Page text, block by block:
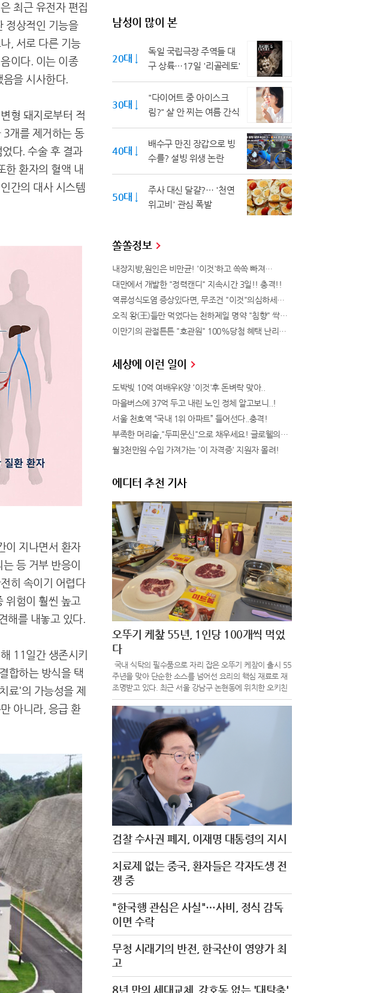
최근 유전자 편집
정상적인 기능을
, 서로 다른 기능
이다. 이는 이종
을 시사한다.
형 돼지로부터 적
3개를 제거하는 동
다. 수술 후 결과
한 환자의 혈액 내
간의 대사 시스템
이 지나면서 환자
등 거부 반응이
히 속이기 어렵다
위험이 훨씬 높고
해를 내놓고 있다.
11일간 생존시키
합하는 방식을 택
료'의 가능성을 제
아니라, 응급 환
남성이 많이 본
20대 ↓
독일 국립극장 주역들 대
구 상륙…17일 '리골레토'
30대 ↓
"다이어트 중 아이스크
림?" 살 안 찌는 여름 간식
40대 ↓
배수구 만진 장갑으로 빙
수를? 설빙 위생 논란
50대 ↓
주사 대신 달걀?… '천연
위고비' 관심 폭발
쏠쏠정보
내장지방,원인은 비만균! '이것'하고 쏙쏙 빠져…
대만에서 개발한 "정력캔디" 지속시간 3일!! 충격!!
역류성식도염 증상있다면, 무조건 "이것"의심하세요. 간단치료법 나왔다!
오직 왕(王)들만 먹었다는 천하제일 명약 "침향" 싹쓰리 완판!! 왜 난리났나 봤더니..경악!
이만기의 관절튼튼 "호관원" 100%당첨 혜택 난리나!!
세상에 이런 일이
도박빚 10억 여배우K양 '이것'후 돈벼락 맞아..
마을버스에 37억 두고 내린 노인 정체 알고보니..!
서울 천호역 “국내 1위 아파트” 들어선다..충격!
부족한 머리숱,"두피문신"으로 채우세요! 글로웰의원 의)96837
월3천만원 수입 가져가는 '이 자격증' 지원자 몰려!
에디터 추천 기사
오뚜기 케챂 55년, 1인당 100개씩 먹었
다
국내 식탁의 필수품으로 자리 잡은 오뚜기 케챂이 출시 55
주년을 맞아 단순한 소스를 넘어선 요리의 핵심 재료로 재
조명받고 있다. 최근 서울 강남구 논현동에 위치한 오키친
검찰 수사권 폐지, 이재명 대통령의 지시
치료제 없는 중국, 환자들은 각자도생 전
쟁 중
"한국행 관심은 사실"…사비, 정식 감독
이면 수락
무청 시래기의 반전, 한국산이 영양가 최
고
8년 만의 세대교체, 강호동 없는 '대탈출'